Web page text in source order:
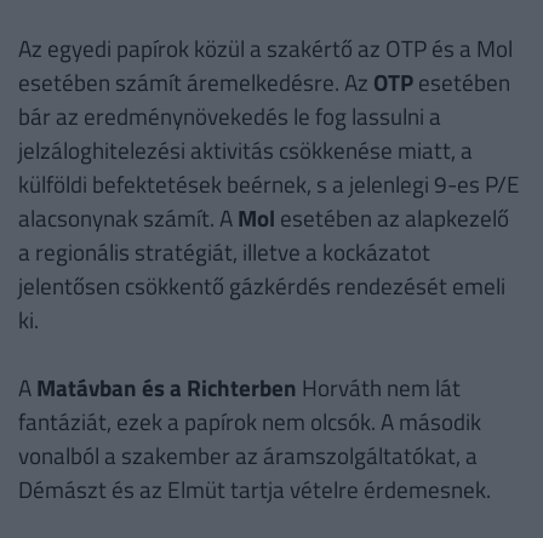
Az egyedi papírok közül a szakértő az OTP és a Mol
esetében számít áremelkedésre. Az OTPesetében
bár az eredménynövekedés le fog lassulni a
jelzáloghitelezési aktivitás csökkenése miatt, a
külföldi befektetések beérnek, s a jelenlegi 9-es P/E
alacsonynak számít. AMol esetében az alapkezelő
a regionális stratégiát, illetve a kockázatot
jelentősen csökkentő gázkérdés rendezését emeli
ki.
AMatávban és a Richterben Horváth nem lát
fantáziát, ezek a papírok nem olcsók. A második
vonalból a szakember az áramszolgáltatókat, a
Démászt és az Elmüt tartja vételre érdemesnek.